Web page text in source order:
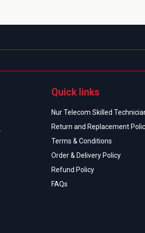
Quick links
Nur Telecom Skilled
Return and Replacement
Terms & Conditions
Order & Delivery Policy
Refund Policy
FAQs